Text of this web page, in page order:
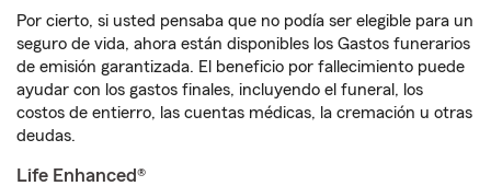
Por cierto, si usted pensaba que no podía ser elegible para un
seguro de vida, ahora están disponibles los Gastos funerarios
de emisión garantizada. El beneficio por fallecimiento puede
ayudar con los gastos finales, incluyendo el funeral, los
costos de entierro, las cuentas médicas, la cremación u otras
deudas.
Life Enhanced®